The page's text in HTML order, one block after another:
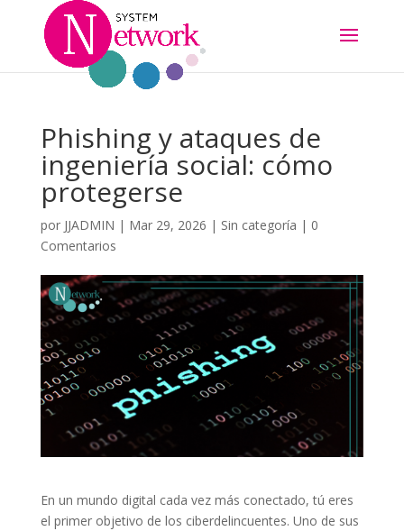
Phishing y ataques de
ingeniería social: cómo
protegerse
por JJADMIN | Mar 29, 2026 | Sin categoría | 0
Comentarios
En un mundo digital cada vez más conectado, tú eres
el primer objetivo de los ciberdelincuentes. Uno de sus